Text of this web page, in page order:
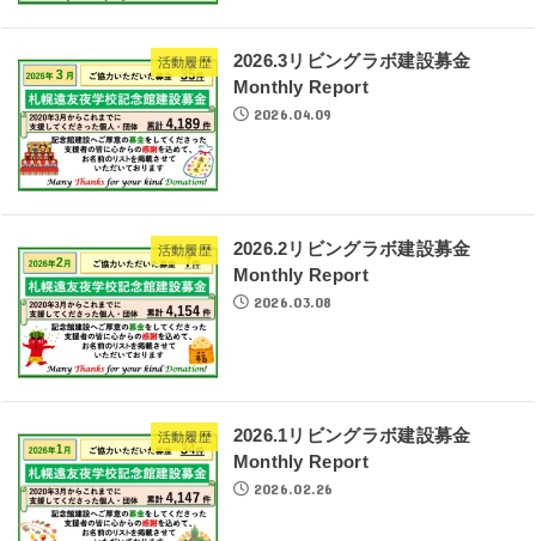
活動履歴
2026.3リビングラボ建設募金
Monthly Report
2026.04.09
活動履歴
2026.2リビングラボ建設募金
Monthly Report
2026.03.08
活動履歴
2026.1リビングラボ建設募金
Monthly Report
2026.02.26